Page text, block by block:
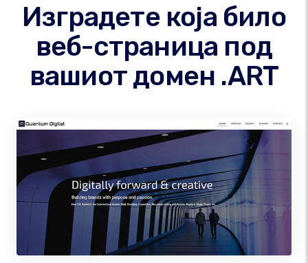
Изградете која било
веб-страница под
вашиот домен .ART